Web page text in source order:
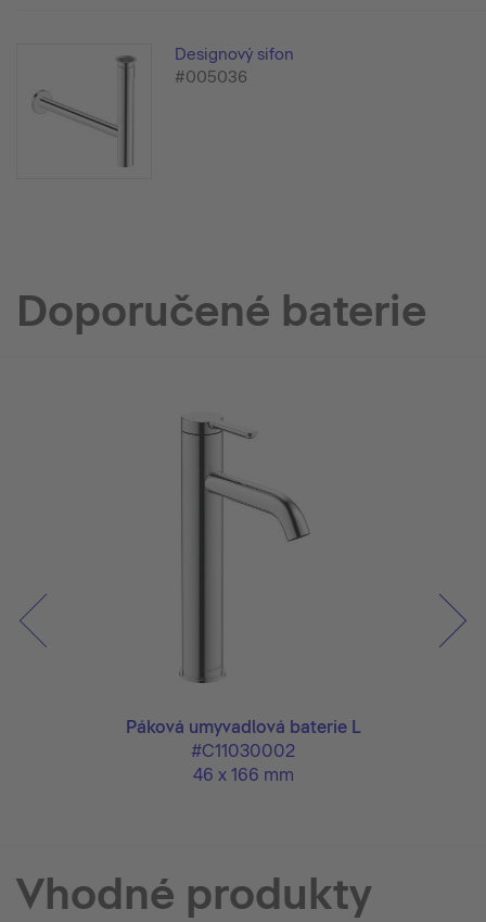
Designový sifon
#005036
Doporučené baterie
Páková umyvadlová baterie L
#C11030002
46 x 166 mm
Vhodné produkty